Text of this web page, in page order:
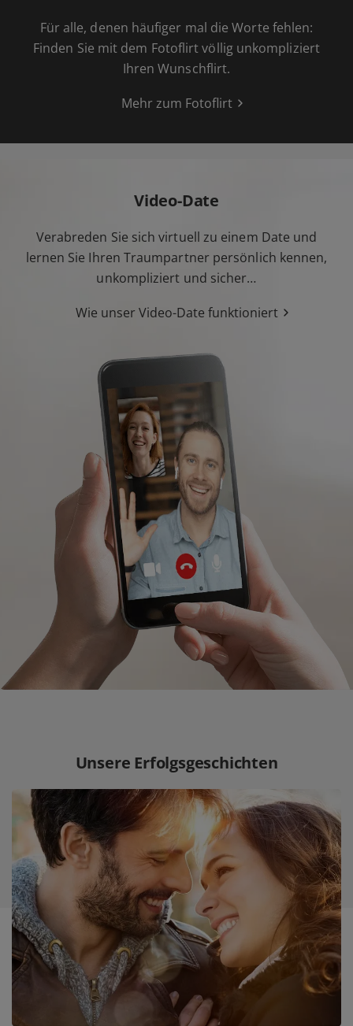
Für alle, denen häufiger mal die Worte fehlen:
Finden Sie mit dem Fotoflirt völlig unkompliziert
Ihren Wunschflirt.
Mehr zum Fotoflirt
Video-Date
Verabreden Sie sich virtuell zu einem Date und
lernen Sie Ihren Traumpartner persönlich kennen,
unkompliziert und sicher…
Wie unser Video-Date funktioniert
Unsere Erfolgsgeschichten